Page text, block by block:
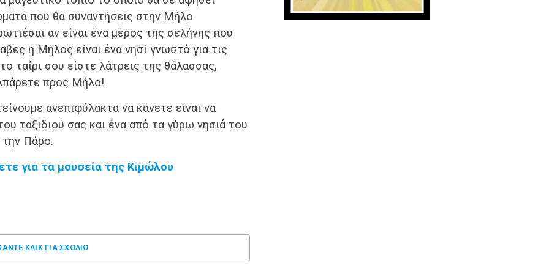
που θα συναντήσεις στην Μήλο
αν είναι ένα μέρος της σελήνης που
η Μήλος είναι ένα νησί γνωστό για τις
ταίρι σου είστε λάτρεις της θάλασσας,
προς Μήλο!
ανεπιφύλακτα να κάνετε είναι να
ταξιδιού σας και ένα από τα γύρω νησιά του
την Πάρο.
για τα μουσεία της Κιμώλου
ΚΛΊΚ ΓΙΑ ΣΧΌΛΙΟ